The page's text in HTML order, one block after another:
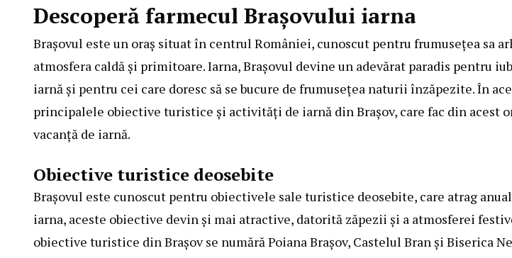
Descoperă farmecul Brașovului iarna
Brașovul este un oraș situat în centrul României, cunoscut pentru frumusețea sa
atmosfera caldă și primitoare. Iarna, Brașovul devine un adevărat paradis pentru
iarnă și pentru cei care doresc să se bucure de frumusețea naturii înzăpezite. În
principalele obiective turistice și activități de iarnă din Brașov, care fac din acest
vacanță de iarnă.
Obiective turistice deosebite
Brașovul este cunoscut pentru obiectivele sale turistice deosebite, care atrag
iarna, aceste obiective devin și mai atractive, datorită zăpezii și a atmosferei
obiective turistice din Brașov se numără Poiana Brașov, Castelul Bran și Biserica